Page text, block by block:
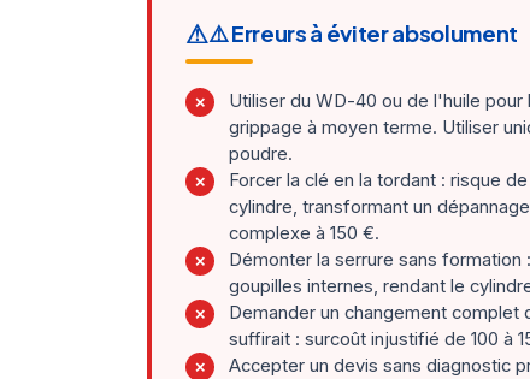
⚠️ Erreurs à éviter absolument
✗
Utiliser du WD-40 ou de l'huile pour
grippage à moyen terme. Utiliser
poudre.
✗
Forcer la clé en la tordant : risque
cylindre, transformant un
complexe à 150 €.
✗
Démonter la serrure sans
goupilles internes, rendant le
✗
Demander un changement complet
suffirait : surcoût injustifié de 100 à
✗
Accepter un devis sans diagnostic